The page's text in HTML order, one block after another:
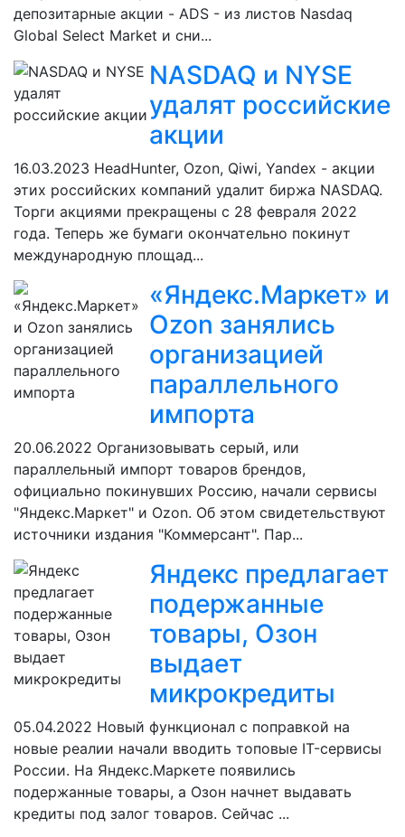
депозитарные акции - ADS - из листов Nasdaq
Global Select Market и сни...
NASDAQ и NYSE
удалят российские
акции
16.03.2023 HeadHunter, Ozon, Qiwi, Yandex - акции
этих российских компаний удалит биржа NASDAQ.
Торги акциями прекращены с 28 февраля 2022
года. Теперь же бумаги окончательно покинут
международную площад...
«Яндекс.Маркет» и
Ozon занялись
организацией
параллельного
импорта
20.06.2022 Организовывать серый, или
параллельный импорт товаров брендов,
официально покинувших Россию, начали сервисы
"Яндекс.Маркет" и Ozon. Об этом свидетельствуют
источники издания "Коммерсант". Пар...
Яндекс предлагает
подержанные
товары, Озон
выдает
микрокредиты
05.04.2022 Новый функционал с поправкой на
новые реалии начали вводить топовые IT-сервисы
России. На Яндекс.Маркете появились
подержанные товары, а Озон начнет выдавать
кредиты под залог товаров. Сейчас ...